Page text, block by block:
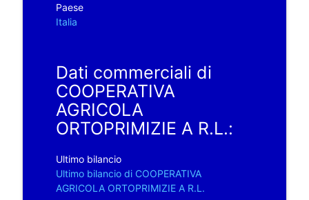
Paese
Italia
Dati commerciali di
COOPERATIVA
AGRICOLA
ORTOPRIMIZIE A R.L.:
Ultimo bilancio
Ultimo bilancio di COOPERATIVA
AGRICOLA ORTOPRIMIZIE A R.L.